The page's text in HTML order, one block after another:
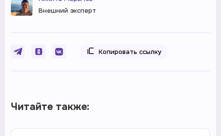
Внешний эксперт
Копировать ссылку
Читайте также: